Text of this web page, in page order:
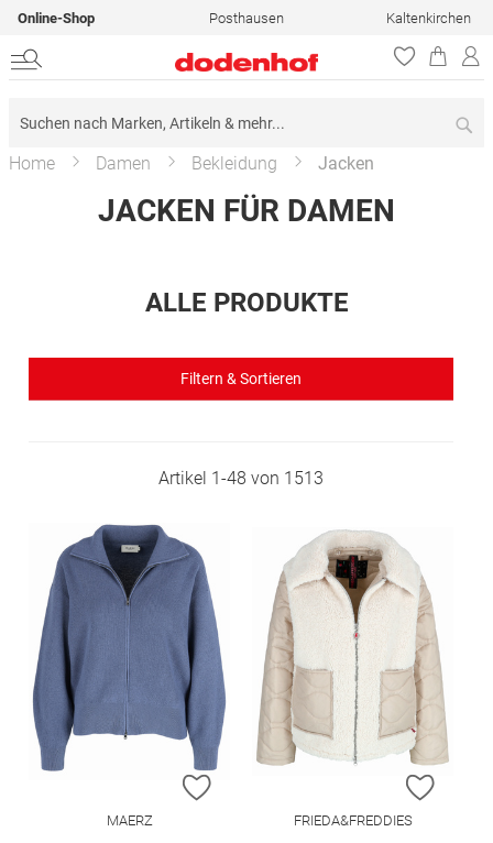
Online-Shop Posthausen Kaltenkirchen
Home Damen Bekleidung Jacken
JACKEN FÜR DAMEN
ALLE PRODUKTE
Filtern & Sortieren
Artikel 1-48 von 1513
ZUR WUNSCHLISTE HINZUFÜGEN
MAERZ
ZUR
FRIEDA&FREDDIES